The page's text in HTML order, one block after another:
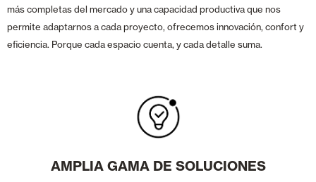
más completas del mercado y una capacidad productiva que nos
permite adaptarnos a cada proyecto, ofrecemos innovación, confort y
eficiencia. Porque cada espacio cuenta, y cada detalle suma.
AMPLIA GAMA DE SOLUCIONES